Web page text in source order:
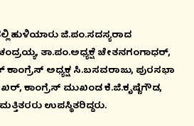
ಹುಳಿಯಾರು ಜಿ.ಪಂ.ಸದಸ್ಯರಾದ
ತಾ.ಪಂ.ಅಧ್ಯಕ್ಷೆ ಚೇತನಗಂಗಾಧರ್,
ಕಾಂಗ್ರೆಸ್ ಅಧ್ಯಕ್ಷ ಸಿ.ಬಸವರಾಜು, ಪುರಸಭಾ
ಕಾಂಗ್ರೆಸ್ ಮುಖಂಡ ಕೆ.ಜಿ.ಕೃಷ್ಣೆಗೌಡ,
ಉಪಸ್ಥಿತರಿದ್ದರು.